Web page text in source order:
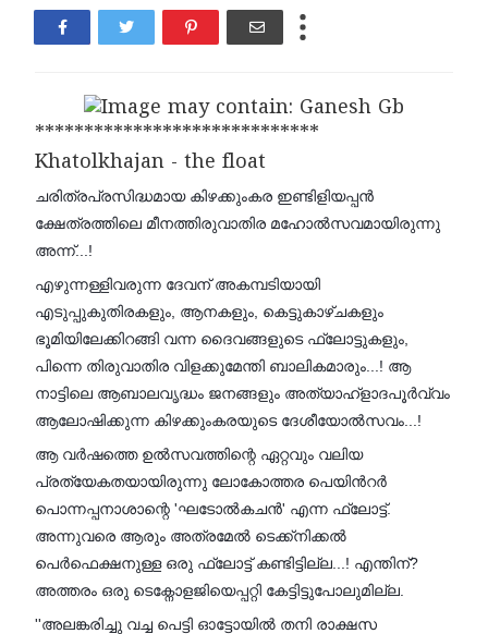
*****************************
Khatolkhajan - the float
ചരിത്രപ്രസിദ്ധമായ കിഴക്കുംകര ഇണ്ടിളിയപ്പൻ
ക്ഷേത്രത്തിലെ മീനത്തിരുവാതിര മഹോൽസവമായിരുന്നു
അന്ന്...!
എഴുന്നള്ളിവരുന്ന ദേവന് അകമ്പടിയായി
എടുപ്പുകുതിരകളും, ആനകളും, കെട്ടുകാഴ്ചകളും
ഭൂമിയിലേക്കിറങ്ങി വന്ന ദൈവങ്ങളുടെ ഫ്ലോട്ടുകളും,
പിന്നെ തിരുവാതിര വിളക്കുമേന്തി ബാലികമാരും...! ആ
നാട്ടിലെ ആബാലവൃദ്ധം ജനങ്ങളും അത്യാഹ്ളാദപൂർവ്വം
ആലോഷിക്കുന്ന കിഴക്കുംകരയുടെ ദേശീയോൽസവം...!
ആ വർഷത്തെ ഉൽസവത്തിന്റെ ഏറ്റവും വലിയ
പ്രത്യേകതയായിരുന്നു ലോകോത്തര പെയിൻറർ
പൊന്നപ്പനാശാന്റെ 'ഘടോൽകചൻ' എന്ന ഫ്ലോട്ട്.
അന്നുവരെ ആരും അത്രമേൽ ടെക്ക്നിക്കൽ
പെർഫെക്ഷനുള്ള ഒരു ഫ്ലോട്ട് കണ്ടിട്ടില്ല...! എന്തിന്?
അത്തരം ഒരു ടെക്നോളജിയെപ്പറ്റി കേട്ടിട്ടുപോലുമില്ല.
''അലങ്കരിച്ചു വച്ച പെട്ടി ഓട്ടോയിൽ തനി രാക്ഷസ